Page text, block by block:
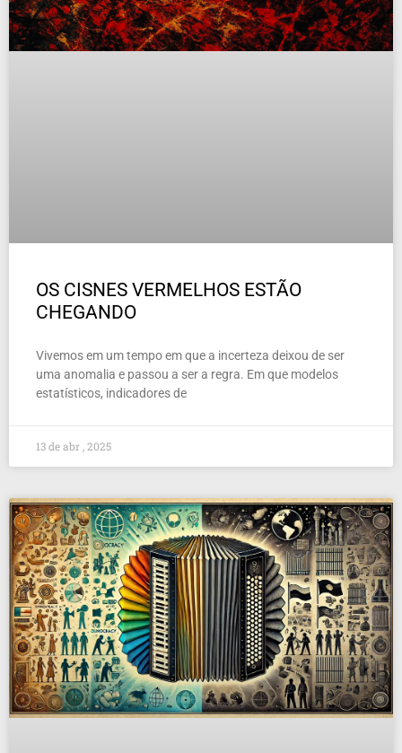
OS CISNES VERMELHOS ESTÃO
CHEGANDO
Vivemos em um tempo em que a incerteza deixou de ser
uma anomalia e passou a ser a regra. Em que modelos
estatísticos, indicadores de
13 de abr , 2025